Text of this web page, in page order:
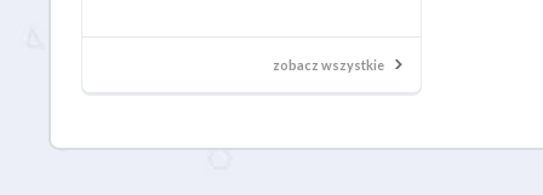
zobacz wszystkie